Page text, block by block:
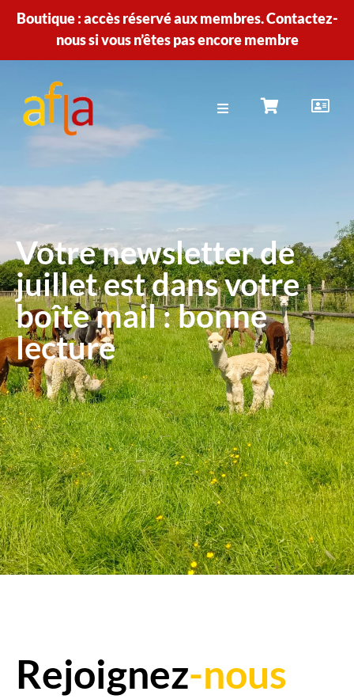
Boutique : accès réservé aux membres. Contactez-
nous si vous n’êtes pas encore membre
Votre newsletter de
juillet est dans votre
boîte mail : bonne
lecture
Rejoignez-nous